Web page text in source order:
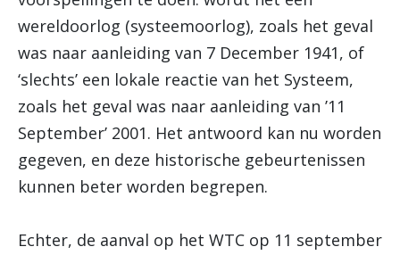
wereldoorlog (systeemoorlog), zoals het geval
was naar aanleiding van 7 December 1941, of
‘slechts’ een lokale reactie van het Systeem,
zoals het geval was naar aanleiding van ’11
September’ 2001. Het antwoord kan nu worden
gegeven, en deze historische gebeurtenissen
kunnen beter worden begrepen.
Echter, de aanval op het WTC op 11 september